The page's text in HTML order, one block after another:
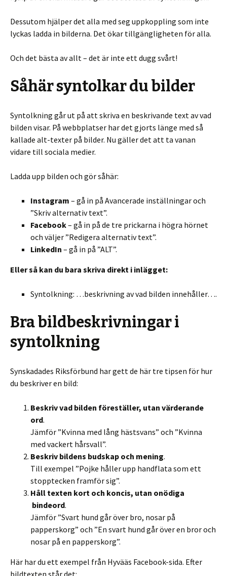
Dessutom hjälper det alla med seg uppkoppling som inte
lyckas ladda in bilderna. Det ökar tillgängligheten för alla.
Och det bästa av allt – det är inte ett dugg svårt!
Såhär syntolkar du bilder
Syntolkning går ut på att skriva en beskrivande text av vad
bilden visar. På webbplatser har det gjorts länge med så
kallade alt-texter på bilder. Nu gäller det att ta vanan
vidare till sociala medier.
Ladda upp bilden och gör såhär:
Instagram – gå in på Avancerade inställningar och
”Skriv alternativ text”.
Facebook– gå in på de tre prickarna i högra hörnet
och väljer ”Redigera alternativ text”.
LinkedIn – gå in på ”ALT”.
Eller så kan du bara skriva direkt i inlägget:
Syntolkning: …beskrivning av vad bilden innehåller….
Bra bildbeskrivningar i
syntolkning
Synskadades Riksförbund har gett de här tre tipsen för hur
du beskriver en bild:
Beskriv vad bilden föreställer, utan värderande
ord.
Jämför ”Kvinna med lång hästsvans” och ”Kvinna
med vackert hårsvall”.
Beskriv bildens budskap och mening.
Till exempel ”Pojke håller upp handflata som ett
stopptecken framför sig”.
Håll texten kort och koncis, utan onödiga
bindeord.
Jämför ”Svart hund går över bro, nosar på
papperskorg” och ”En svart hund går över en bror och
nosar på en papperskorg”.
Här har du ett exempel från Hyvääs Facebook-sida. Efter
bildtexten står det: